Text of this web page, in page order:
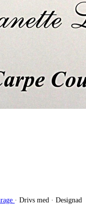
· Drivs med · Designad